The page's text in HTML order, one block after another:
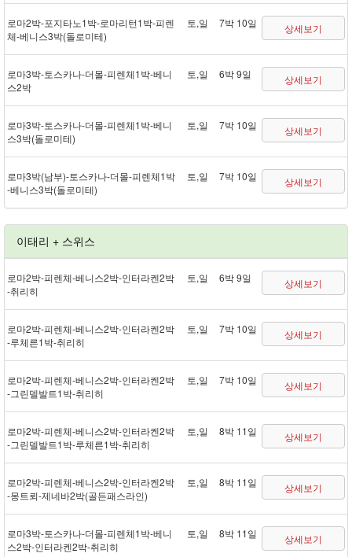
로마 2박 - 포지타노 1박 - 로마리턴 1박 - 피렌
체 - 베니스 3박(돌로미테)
토,일 7박 10일 상세보기
로마 3박 - 토스카나 - 더몰 - 피렌체 1박 - 베니
스 2박
토,일 6박 9일 상세보기
로마 3박 - 토스카나 - 더몰 - 피렌체 1박 - 베니
스 3박(돌로미테)
토,일 7박 10일 상세보기
로마 3박(남부) - 토스카나 - 더몰 - 피렌체 1박
- 베니스 3박(돌로미테)
토,일 7박 10일 상세보기
이태리 + 스위스
로마 2박 - 피렌체 - 베니스 2박 - 인터라켄 2박
- 취리히
토,일 6박 9일 상세보기
로마 2박 - 피렌체 - 베니스 2박 - 인터라켄 2박
- 루체른 1박 - 취리히
토,일 7박 10일 상세보기
로마 2박 - 피렌체 - 베니스 2박 - 인터라켄 2박
- 그린델발트 1박 - 취리히
토,일 7박 10일 상세보기
로마 2박 - 피렌체 - 베니스 2박 - 인터라켄 2박
- 그린델발트 1박 - 루체른 1박 - 취리히
토,일 8박 11일 상세보기
로마 2박 - 피렌체 - 베니스 2박 - 인터라켄 2박
- 몽트뢰 - 제네바 2박(골든패스 라인)
토,일 8박 11일 상세보기
로마 3박 - 토스카나 - 더몰 - 피렌체 1박 - 베니
스 2박 - 인터라켄 2박 - 취리히
토,일 8박 11일 상세보기